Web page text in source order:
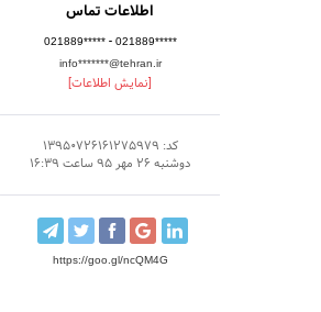
اطلاعات تماس
021889***** - 021889*****
info*******@tehran.ir
[نمایش اطلاعات]
کد: 13950726161275979
دوشنبه 26 مهر 95 ساعت 16:39
https://goo.gl/ncQM4G